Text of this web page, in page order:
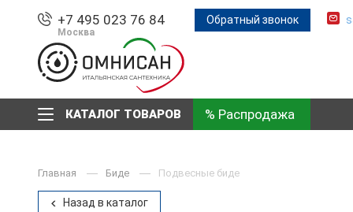
+7 495 023 76 84
Москва
Обратный звонок
КАТАЛОГ ТОВАРОВ % Распродажа
Главная Биде Подвесные биде
Назад в каталог